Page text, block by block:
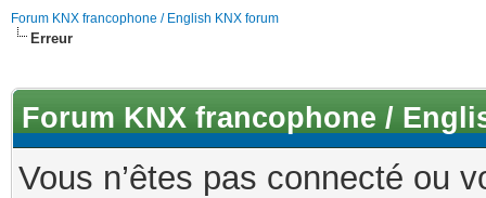
Forum KNX francophone / English KNX forum
Erreur
Forum KNX francophone /
Vous n’êtes pas connecté ou